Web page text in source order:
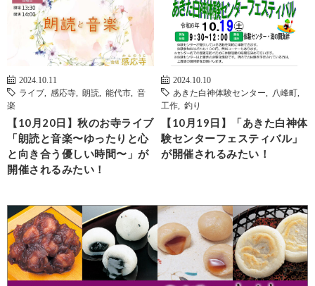
2024.10.11
ライブ
感応寺 朗読 能代市
音
楽
【10月20日】秋のお寺ライブ
「朗読と音楽〜ゆったりと心
と向き合う優しい時間〜」が
開催されるみたい！
2024.10.10
あきた白神体験センター
八峰町
工作
釣り
【10月19日】「あきた白神体
験センターフェスティバル」
が開催されるみたい！